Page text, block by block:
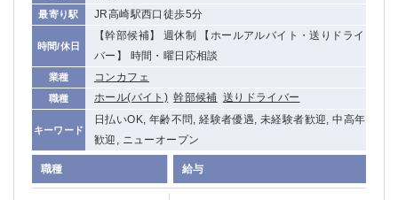
最寄り駅 JR高崎駅西口徒歩5分
時間/休日
【幹部候補】 週休制 【ホールアルバイト・送りドライ
バー】 時間・曜日応相談
業種 コンカフェ
職種 ホール(バイト) 幹部候補 送りドライバー
キーワード
日払いOK, 年齢不問, 経験者優遇, 未経験者歓迎, 中高年
歓迎, ニューオープン
職種 給与
立川（南口）
新宿
西葛西
中野
葛西
府中
ひばりヶ丘（北口）
学芸大学
吉祥寺（南口／公園口） 小作・羽村・福生エリア
自由が丘
吉祥寺（北口／東口）
四谷
錦糸町南口
下北沢・経堂
金町（北口）